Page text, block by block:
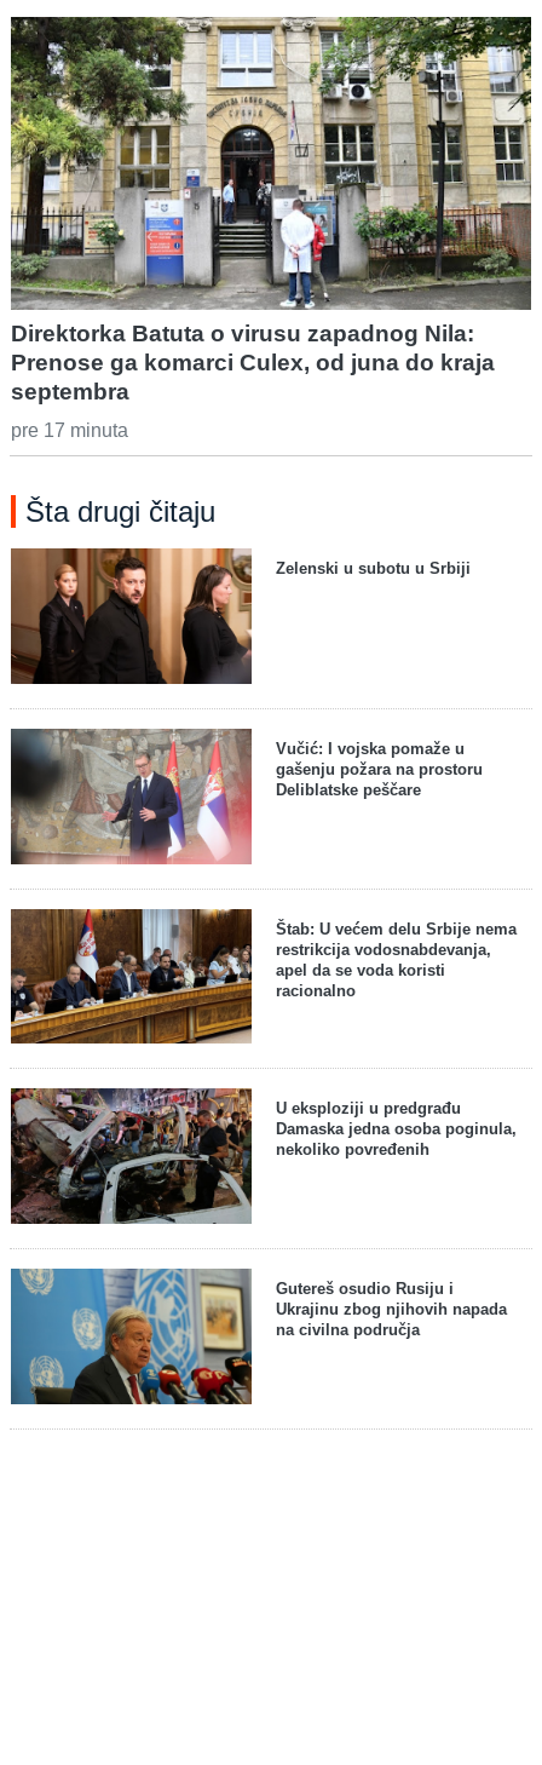
Direktorka Batuta o virusu zapadnog Nila:
Prenose ga komarci Culex, od juna do kraja
septembra
pre 17 minuta
Šta drugi čitaju
Zelenski u subotu u Srbiji
Vučić: I vojska pomaže u
gašenju požara na prostoru
Deliblatske peščare
Štab: U većem delu Srbije nema
restrikcija vodosnabdevanja,
apel da se voda koristi
racionalno
U eksploziji u predgrađu
Damaska jedna osoba poginula,
nekoliko povređenih
Gutereš osudio Rusiju i
Ukrajinu zbog njihovih napada
na civilna područja